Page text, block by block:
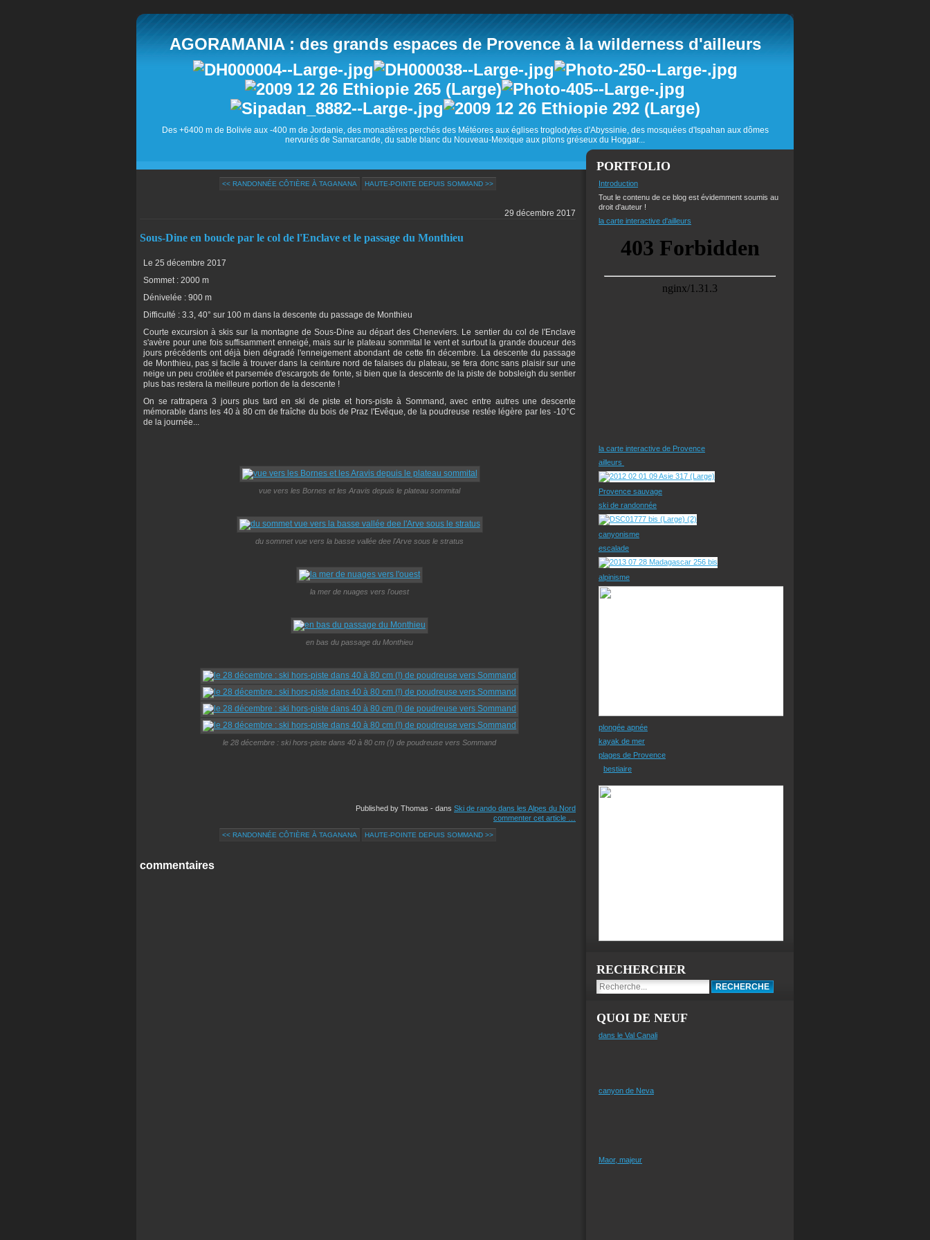
AGORAMANIA : des grands espaces de Provence à la wilderness d'ailleurs
Des +6400 m de Bolivie aux -400 m de Jordanie, des monastères perchés des Météores aux églises troglodytes d'Abyssinie, des mosquées d'Ispahan aux dômes
nervurés de Samarcande, du sable blanc du Nouveau-Mexique aux pitons gréseux du Hoggar...
<< RANDONNÉE CÔTIÈRE À TAGANANA HAUTE-POINTE DEPUIS SOMMAND >>
29 décembre 2017
Sous-Dine en boucle par le col de l'Enclave et le passage du Monthieu
Le 25 décembre 2017
Sommet : 2000 m
Dénivelée : 900 m
Difficulté : 3.3, 40° sur 100 m dans la descente du passage de Monthieu
Courte excursion à skis sur la montagne de Sous-Dine au départ des Cheneviers. Le sentier du col de l'Enclave
s'avère pour une fois suffisamment enneigé, mais sur le plateau sommital le vent et surtout la grande douceur des
jours précédents ont déjà bien dégradé l'enneigement abondant de cette fin décembre. La descente du passage
de Monthieu, pas si facile à trouver dans la ceinture nord de falaises du plateau, se fera donc sans plaisir sur une
neige un peu croûtée et parsemée d'escargots de fonte, si bien que la descente de la piste de bobsleigh du sentier
plus bas restera la meilleure portion de la descente !
On se rattrapera 3 jours plus tard en ski de piste et hors-piste à Sommand, avec entre autres une descente
mémorable dans les 40 à 80 cm de fraîche du bois de Praz l'Evêque, de la poudreuse restée légère par les -10°C
de la journée...
vue vers les Bornes et les Aravis depuis le plateau sommital
du sommet vue vers la basse vallée dee l'Arve sous le stratus
la mer de nuages vers l'ouest
en bas du passage du Monthieu
le 28 décembre : ski hors-piste dans 40 à 80 cm (!) de poudreuse vers Sommand
Published by Thomas - dans Ski de rando dans les Alpes du Nord
commenter cet article
<< RANDONNÉE CÔTIÈRE À TAGANANA HAUTE-POINTE DEPUIS SOMMAND >>
commentaires
PORTFOLIO
Introduction
Tout le contenu de ce blog est évidemment soumis au
droit d'auteur !
la carte interactive d'ailleurs
la carte interactive de Provence
ailleurs
Provence sauvage
ski de randonnée
canyonisme
escalade
alpinisme
plongée apnée
kayak de mer
plages de Provence
bestiaire
RECHERCHER
QUOI DE NEUF
dans le Val Canali
canyon de Neva
Maor, majeur